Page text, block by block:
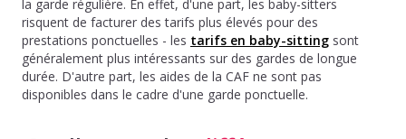
la garde régulière. En effet, d'une part, les baby-sitters
risquent de facturer des tarifs plus élevés pour des
prestations ponctuelles - les tarifs en baby-sitting sont
généralement plus intéressants sur des gardes de longue
durée. D'autre part, les aides de la CAF ne sont pas
disponibles dans le cadre d'une garde ponctuelle.